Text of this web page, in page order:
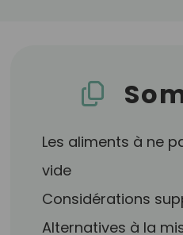
Les aliments à ne
vide
Considérations
Alternatives à la